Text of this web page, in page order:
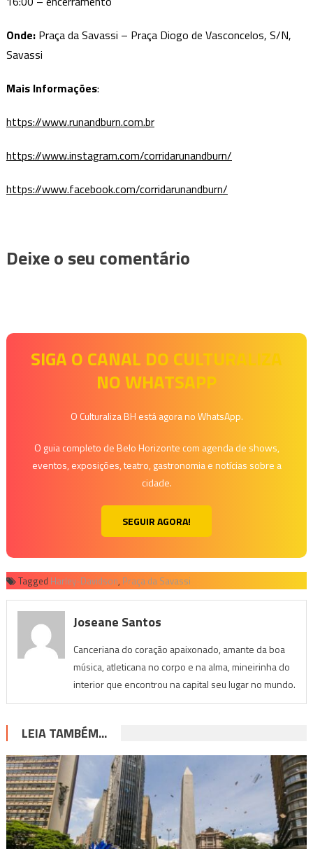
Onde: Praça da Savassi – Praça Diogo de Vasconcelos, S/N,
Savassi
Mais Informações:
https://www.runandburn.com.br
https://www.instagram.com/corridarunandburn/
https://www.facebook.com/corridarunandburn/
Deixe o seu comentário
SIGA O CANAL DO CULTURALIZA
NO WHATSAPP
O Culturaliza BH está agora no WhatsApp.
O guia completo de Belo Horizonte com agenda de shows,
eventos, exposições, teatro, gastronomia e notícias sobre a
cidade.
SEGUIR AGORA!
Tagged Harley-Davidson, Praça da Savassi
Joseane Santos
Canceriana do coração apaixonado, amante da boa
música, atleticana no corpo e na alma, mineirinha do
interior que encontrou na capital seu lugar no mundo.
LEIA TAMBÉM...